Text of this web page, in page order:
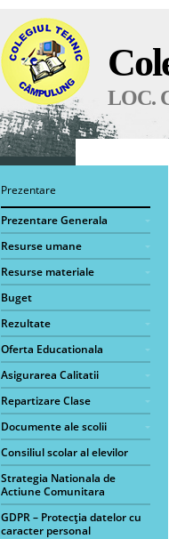
LOC.
Prezentare
Prezentare Generala
Resurse umane
Resurse materiale
Buget
Rezultate
Oferta Educationala
Asigurarea Calitatii
Repartizare Clase
Documente ale scolii
Consiliul scolar al elevilor
Strategia Nationala de
Actiune Comunitara
GDPR – Protecția datelor cu
caracter personal